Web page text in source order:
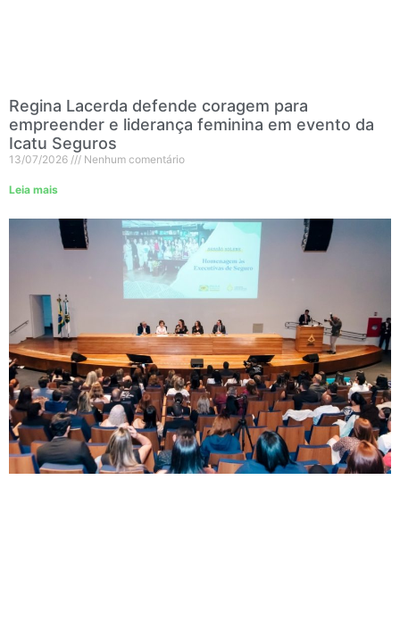
Regina Lacerda defende coragem para
empreender e liderança feminina em evento da
Icatu Seguros
13/07/2026 Nenhum comentário
Leia mais